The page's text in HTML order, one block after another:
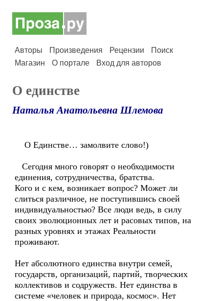
Авторы Произведения Рецензии
Поиск
Магазин
О портале Вход для авторов
О единстве
Наталья Анатольевна Шлемова
О Единстве… замолвите слово!)
Сегодня много говорят о необходимости
единения, сотрудничества, братства.
Кого и с кем, возникает вопрос? Может ли
слиться различное, не поступившись своей
индивидуальностью? Все люди ведь, в силу
своих эволюционных лет и расовых типов, на
разных уровнях и этажах Реальности
проживают.
Нет абсолютного единства внутри семей,
государств, организаций, партий, творческих
коллективов и содружеств. Нет единства в
системе «человек и природа, космос». Нет